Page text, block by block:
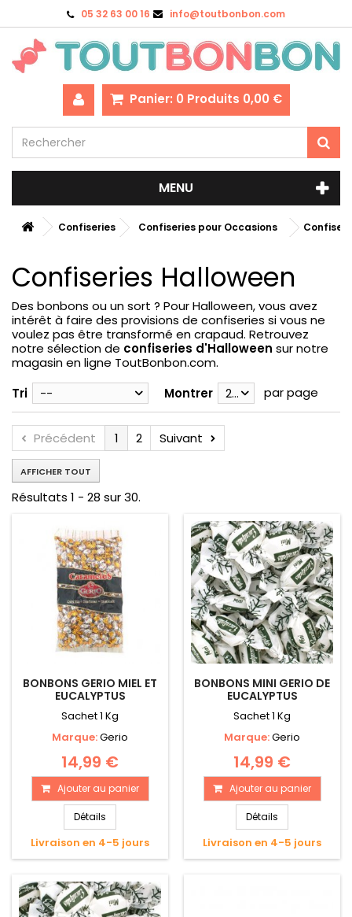
05 32 63 00 16 info@toutbonbon.com
Panier: 0 Produits 0,00 €
MENU
Confiseries Confiseries pour Occasions
Confiseries Halloween
Des bonbons ou un sort ? Pour Halloween, vous avez
intérêt à faire des provisions de confiseries si vous ne
voulez pas être transformé en crapaud. Retrouvez
notre sélection de confiseries d'Halloween sur notre
magasin en ligne ToutBonbon.com.
Tri
-- Montrer 28 par page
Précédent 1 2 Suivant
AFFICHER TOUT
Résultats 1 - 28 sur 30.
BONBONS GERIO MIEL ET
EUCALYPTUS
Sachet 1 Kg
Marque:Gerio
14,99 €
Ajouter au panier
Détails
Livraison en 4-5 jours
BONBONS MINI GERIO DE
EUCALYPTUS
Sachet 1 Kg
Marque:Gerio
14,99 €
Ajouter au panier
Détails
Livraison en 4-5 jours